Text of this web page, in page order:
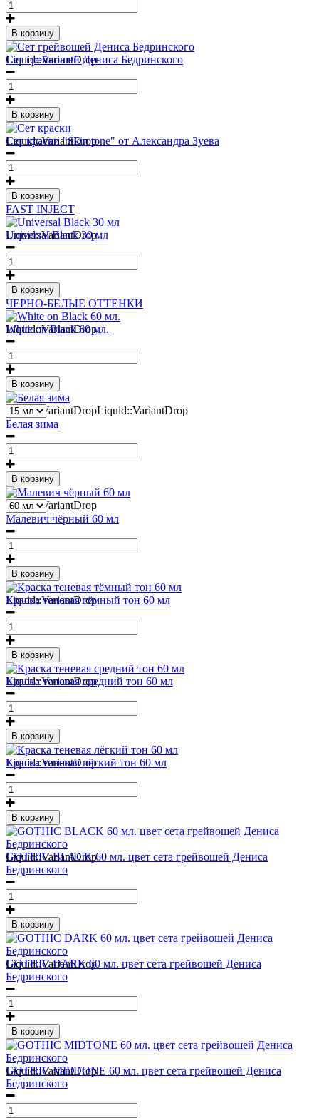
В корзину
1
Liquid::VariantDrop
Сет грейвошей Дениса Бедринского
В корзину
1
Liquid::VariantDrop
Сет краски "Skin tone" от Александра Зуева
В корзину
FAST INJECT
1
Liquid::VariantDrop
Universal Black 30 мл
В корзину
ЧЕРНО-БЕЛЫЕ ОТТЕНКИ
1
Liquid::VariantDrop
White on Black 60 мл.
В корзину
2Liquid::VariantDropLiquid::VariantDrop
Белая зима
В корзину
1Liquid::VariantDrop
Малевич чёрный 60 мл
В корзину
1
Liquid::VariantDrop
Краска теневая тёмный тон 60 мл
В корзину
1
Liquid::VariantDrop
Краска теневая средний тон 60 мл
В корзину
1
Liquid::VariantDrop
Краска теневая лёгкий тон 60 мл
В корзину
1
Liquid::VariantDrop
GOTHIC BLACK 60 мл. цвет сета грейвошей Дениса
Бедринского
В корзину
1
Liquid::VariantDrop
GOTHIC DARK 60 мл. цвет сета грейвошей Дениса
Бедринского
В корзину
1
Liquid::VariantDrop
GOTHIC MIDTONE 60 мл. цвет сета грейвошей Дениса
Бедринского